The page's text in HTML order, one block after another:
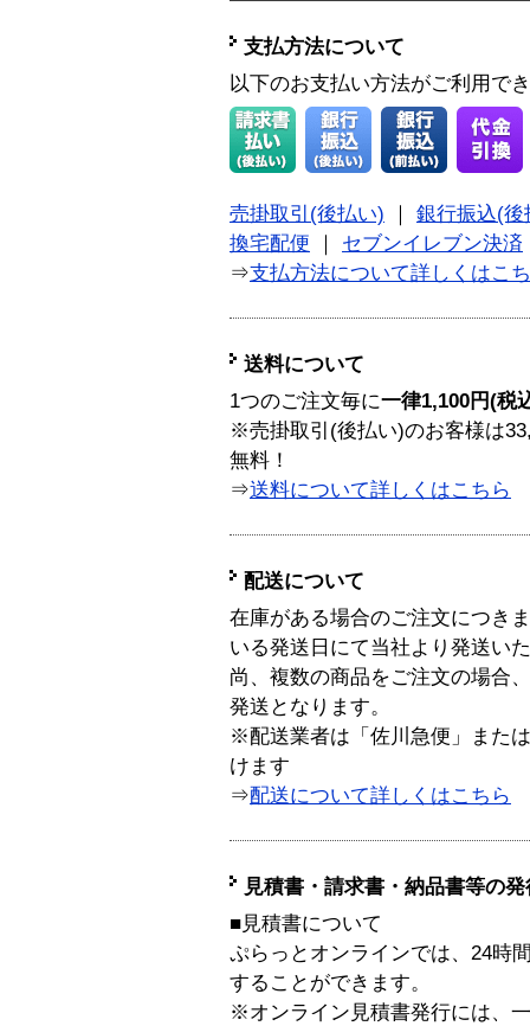
支払方法について
以下のお支払い方法がご利用で
売掛取引(後払い)
銀行振込(後
換宅配便
セブンイレブン決済
⇒支払方法について詳しくはこ
送料について
1つのご注文毎に一律1,100円(税
※売掛取引(後払い)のお客様は
無料！
⇒送料について詳しくはこちら
配送について
在庫がある場合のご注文につき
いる発送日にて当社より発送い
尚、複数の商品をご注文の場合
発送となります。
※配送業者は「佐川急便」また
けます
⇒配送について詳しくはこちら
見積書・請求書・納品書等の
■見積書について
ぷらっとオンラインでは、24時
することができます。
※オンライン見積書発行には、